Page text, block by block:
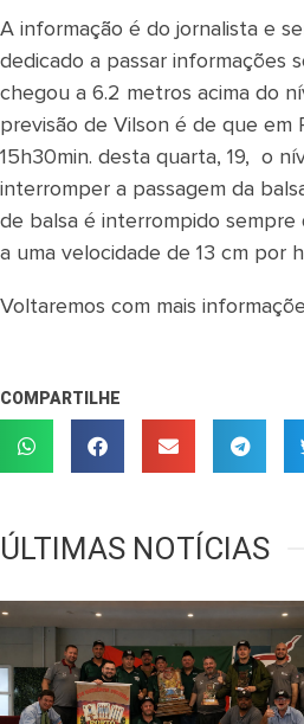
A informação é do jornalista e
dedicado a passar informações
chegou a 6.2 metros acima do
previsão de Vilson é de que em
15h30min. desta quarta, 19, o
interromper a passagem da
de balsa é interrompido sempre
a uma velocidade de 13 cm por
Voltaremos com mais
COMPARTILHE
ÚLTIMAS NOTÍCIAS